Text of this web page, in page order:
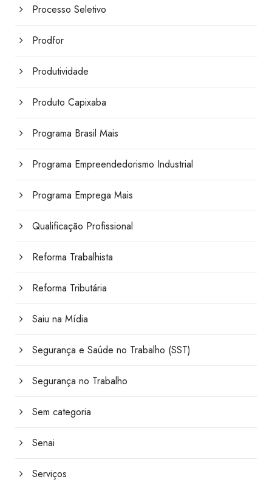
Processo Seletivo
Prodfor
Produtividade
Produto Capixaba
Programa Brasil Mais
Programa Empreendedorismo Industrial
Programa Emprega Mais
Qualificação Profissional
Reforma Trabalhista
Reforma Tributária
Saiu na Mídia
Segurança e Saúde no Trabalho (SST)
Segurança no Trabalho
Sem categoria
Senai
Serviços